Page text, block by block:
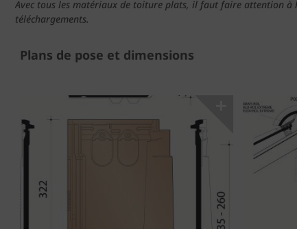
Avec tous les matériaux de toiture plats, il faut faire attention
téléchargements.
Plans de pose et dimensions